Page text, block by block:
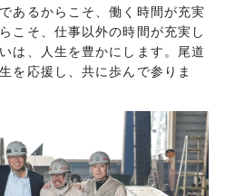
あるからこそ、働く時間が充実
こそ、仕事以外の時間が充実し
は、人生を豊かにします。尾道
を応援し、共に歩んで参りま